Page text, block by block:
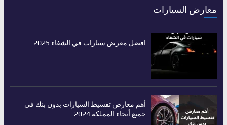
معارض السيارات
افضل معرض سيارات في الشفاء 2025
أهم معارض تقسيط السيارات بدون بنك في
جميع أنحاء المملكة 2024